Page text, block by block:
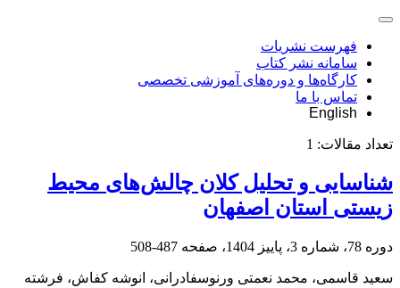
فهرست نشریات
سامانه نشر کتاب
کارگاه‌ها و دوره‌های آموزشی تخصصی
تماس با ما
English
تعداد مقالات: 1
شناسایی و تحلیل کلان چالش‌های محیط‌
زیستی استان اصفهان
دوره 78، شماره 3، پاییز 1404، صفحه 487-508
سعید قاسمی، محمد نعمتی ورنوسفادرانی، انوشه کفاش، فرشته